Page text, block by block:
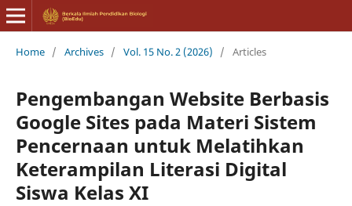
Home / Archives / Vol. 15 No. 2 (2026) / Articles
Pengembangan Website Berbasis
Google Sites pada Materi Sistem
Pencernaan untuk Melatihkan
Keterampilan Literasi Digital
Siswa Kelas XI